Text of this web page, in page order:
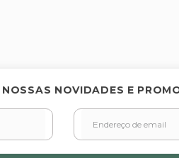
NOSSAS NOVIDADES E